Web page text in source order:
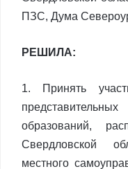
ПЗС, Дума
РЕШИЛА:
1. Принять
образований,
Свердловской
местного